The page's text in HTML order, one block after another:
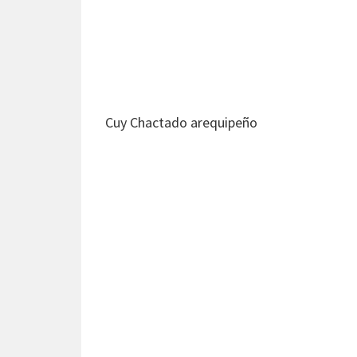
Cuy Chactado arequipeño